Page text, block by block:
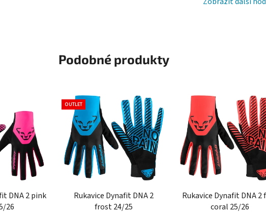
Podobné produkty
DNA 2 pink
26
OUTLET
Rukavice Dynafit DNA 2
frost 24/25
Rukavice Dynafit DNA 2
coral 25/26